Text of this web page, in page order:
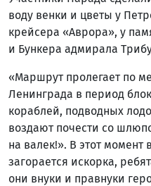
воду венки и цветы у
крейсера «Аврора», у
и Бункера адмирала
«Маршрут пролегает по
Ленинграда в период
кораблей, подводных
воздают почести со
на валек!». В этот
загорается искорка,
они внуки и правнуки